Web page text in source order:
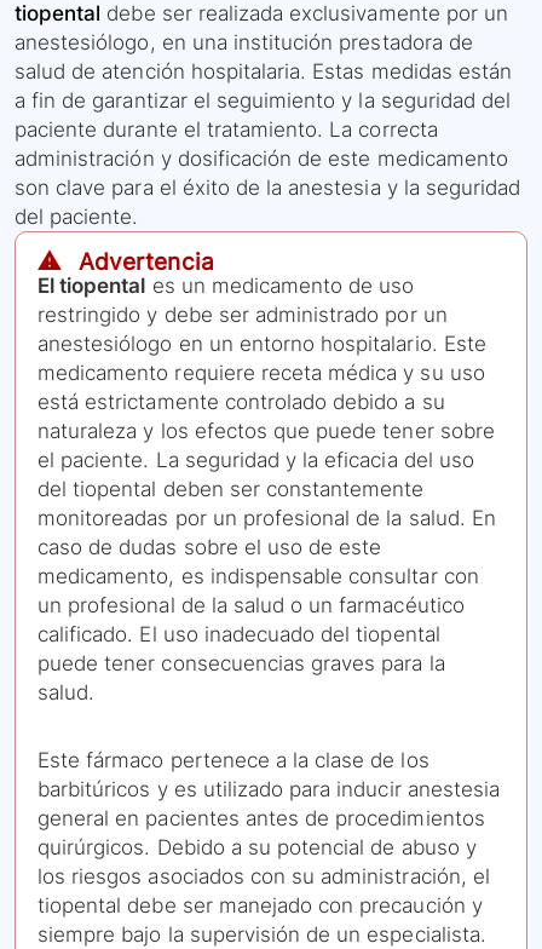
tiopental debe ser realizada exclusivamente por un
anestesiólogo, en una institución prestadora de
salud de atención hospitalaria. Estas medidas están
a fin de garantizar el seguimiento y la seguridad del
paciente durante el tratamiento. La correcta
administración y dosificación de este medicamento
son clave para el éxito de la anestesia y la seguridad
del paciente.
⚠️ Advertencia
El tiopental es un medicamento de uso
restringido y debe ser administrado por un
anestesiólogo en un entorno hospitalario. Este
medicamento requiere receta médica y su uso
está estrictamente controlado debido a su
naturaleza y los efectos que puede tener sobre
el paciente. La seguridad y la eficacia del uso
del tiopental deben ser constantemente
monitoreadas por un profesional de la salud. En
caso de dudas sobre el uso de este
medicamento, es indispensable consultar con
un profesional de la salud o un farmacéutico
calificado. El uso inadecuado del tiopental
puede tener consecuencias graves para la
salud.
Este fármaco pertenece a la clase de los
barbitúricos y es utilizado para inducir anestesia
general en pacientes antes de procedimientos
quirúrgicos. Debido a su potencial de abuso y
los riesgos asociados con su administración, el
tiopental debe ser manejado con precaución y
siempre bajo la supervisión de un especialista.